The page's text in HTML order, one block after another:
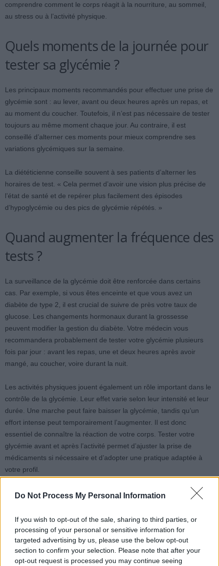
Do Not Process My Personal Information
If you wish to opt-out of the sale, sharing to third parties, or
processing of your personal or sensitive information for
targeted advertising by us, please use the below opt-out
section to confirm your selection. Please note that after your
opt-out request is processed you may continue seeing
comprendre comment le corps réagit à la nourriture, au sommeil,
au stress ou à l’activité physique.
Quels moments de la journée pour
tester sa glycémie ?
Les principaux moments recommandés pour effectuer une prise de
glycémie sont : au lever, avant ou deux heures après un repas, et
au moment du coucher. Toutefois, il n’est pas nécessaire de tester
toujours au même moment chaque jour. Au contraire, il est
conseillé d’alterner ces moments pour mieux comprendre ses
variations glycémiques sur la semaine.
La diététicienne conseille souvent à ses patients d’alterner les
horaires de test. « Cela permet d’avoir une vision plus précise de
l’état de santé et de repérer plus facilement des épisodes
d’hypoglycémie ou des pics de glycémie répétés. »
Quand augmenter la fréquence des
tests ?
La surveillance de la glycémie doit être renforcée dans certains
cas. Par exemple, si vous êtes enceinte et que vous avez un
diabète de type 2, il est crucial de suivre de près votre taux de
glucose. Les changements hormonaux durant la grossesse
peuvent modifier la gestion du diabète. Votre médecin vous
recommandera probablement de tester votre glycémie plusieurs
fois par jour : avant les repas, une et deux heures après avoir
mangé, au coucher, voire durant la nuit.
Les activités physiques jouent également un rôle important dans le
contrôle de la glycémie. Leur effet varie selon leur intensité et leur
durée. Une marche peut faire baisser la glycémie, tandis qu’un
effort intense peut temporairement l’augmenter. Il est donc
essentiel de connaître la réaction de votre corps. Tester votre
glycémie avant et après l’activité permet d’ajuster la prise de
médicaments si nécessaire et d’adopter une pratique adaptée à
votre profil.
Article précédent
4 Astuces de Cardiologues
Article suivant
Perte de poids après 60